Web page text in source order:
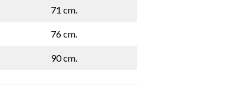
71 cm.
76 cm.
90 cm.